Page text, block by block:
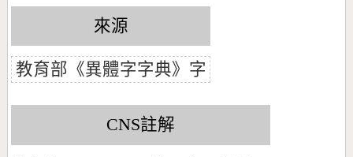
來源
教育部《異體字字典》字
CNS註解